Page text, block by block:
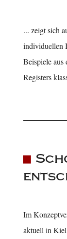
... zeigt sich
individuellen
Beispiele aus
Registers
Im
aktuell in